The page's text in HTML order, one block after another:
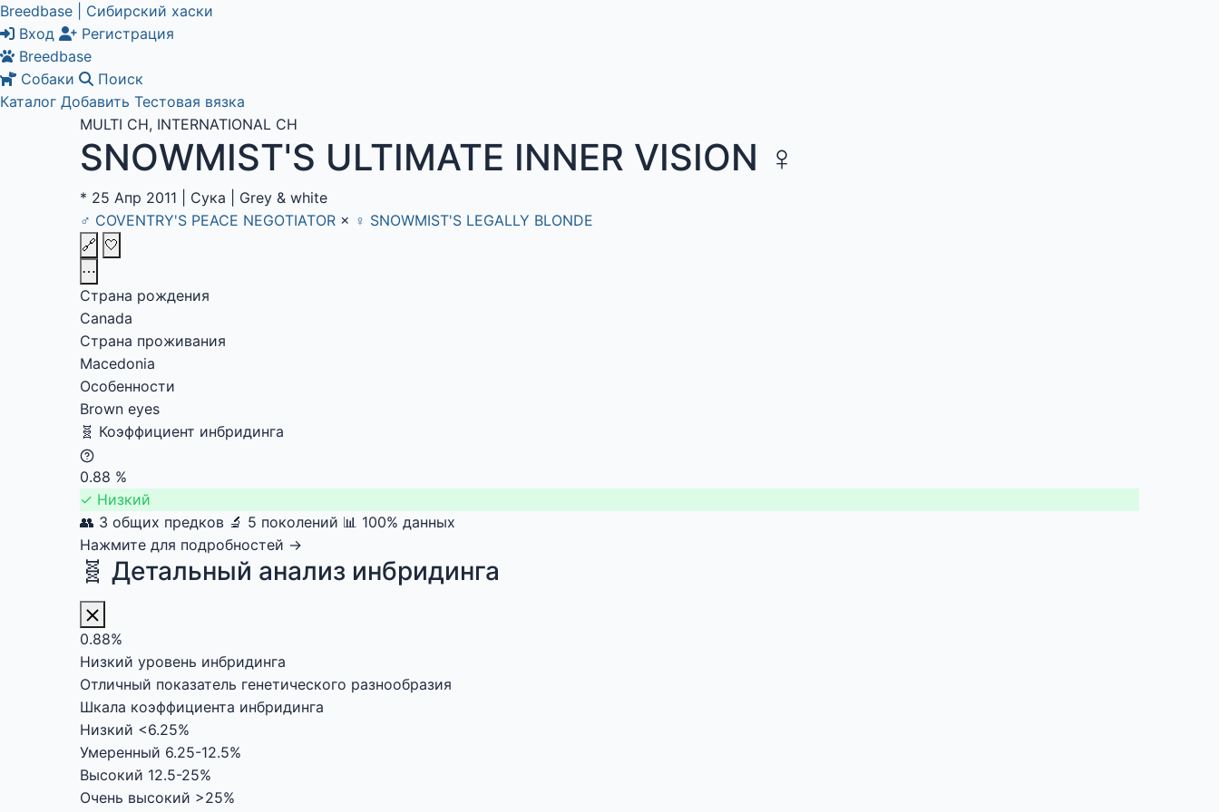
Breedbase | Сибирский хаски
Вход
Регистрация
Breedbase
Собаки
Поиск
Каталог Добавить Тестовая вязка
MULTI CH, INTERNATIONAL CH
SNOWMIST'S ULTIMATE INNER VISION ♀
* 25 Апр 2011 Сука
Grey & white
♂ COVENTRY'S PEACE NEGOTIATOR × ♀ SNOWMIST'S LEGALLY BLONDE
🔗 🤍
⋯
Страна рождения
Canada
Страна проживания
Macedonia
Особенности
Brown eyes
🧬 Коэффициент инбридинга
0.88 %
✓ Низкий
👥 3 общих предков 🔬 5 поколений 📊 100% данных
Нажмите для подробностей →
🧬 Детальный анализ инбридинга
0.88%
Низкий уровень инбридинга
Отличный показатель генетического разнообразия
Шкала коэффициента инбридинга
Низкий <6.25%
Умеренный 6.25-12.5%
Высокий 12.5-25%
Очень высокий >25%